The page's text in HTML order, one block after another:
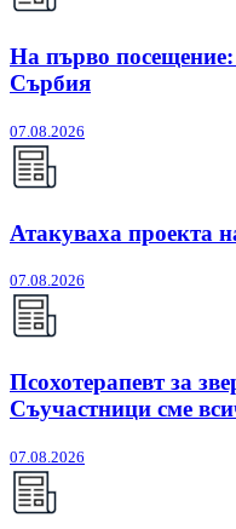
На първо посещение:
Сърбия
07.08.2026
Атакуваха проекта
07.08.2026
Псохотерапевт за
Съучастници сме
07.08.2026